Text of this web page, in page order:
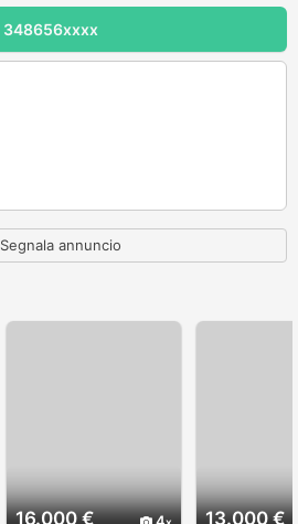
348656xxxx
Segnala annuncio
16.000 € 13.000 €